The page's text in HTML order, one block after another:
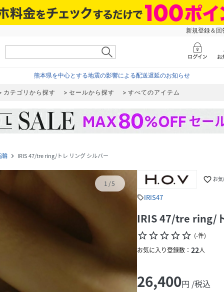
新規登録＆
熊本県を中心とする地震の影響による配送遅延のお知らせ
カテゴリから探す セールから探す すべてのアイテム
輪 navigate_next IRIS 47/tre ring/トレ リング シルバー
1 /5 favorite_border お
sellIRIS47
IRIS 47/tre ring/
star_borderstar_borderstar_borderstar_borderstar_border (-件)
お気に入り登録数： 22人
26,400円 /税込